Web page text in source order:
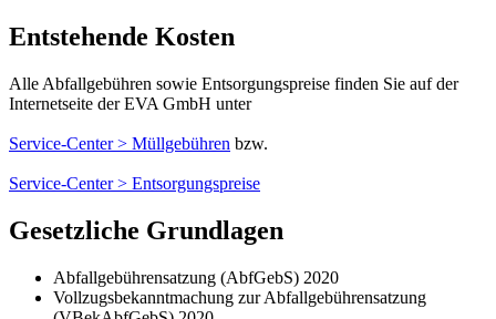
Entstehende Kosten
Alle Abfallgebühren sowie Entsorgungspreise finden Sie auf der
Internetseite der EVA GmbH unter
Service-Center > Müllgebühren bzw.
Service-Center > Entsorgungspreise
Gesetzliche Grundlagen
Abfallgebührensatzung (AbfGebS) 2020
Vollzugsbekanntmachung zur Abfallgebührensatzung